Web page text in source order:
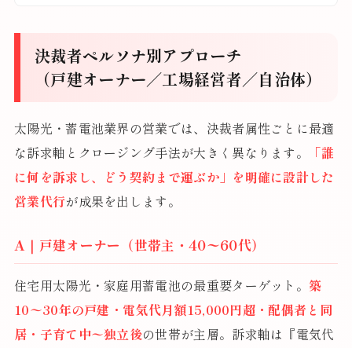
決裁者ペルソナ別アプローチ
（戸建オーナー／工場経営者／自治体）
太陽光・蓄電池業界の営業では、決裁者属性ごとに最適
な訴求軸とクロージング手法が大きく異なります。
「誰
に何を訴求し、どう契約まで運ぶか」を明確に設計した
営業代行が成果を出します。
A｜戸建オーナー（世帯主・40〜60代）
住宅用太陽光・家庭用蓄電池の最重要ターゲット。 築
10〜30年の戸建・電気代月額15,000円超・配偶者と同
居・子育て中〜独立後の世帯が主層。訴求軸は『電気代